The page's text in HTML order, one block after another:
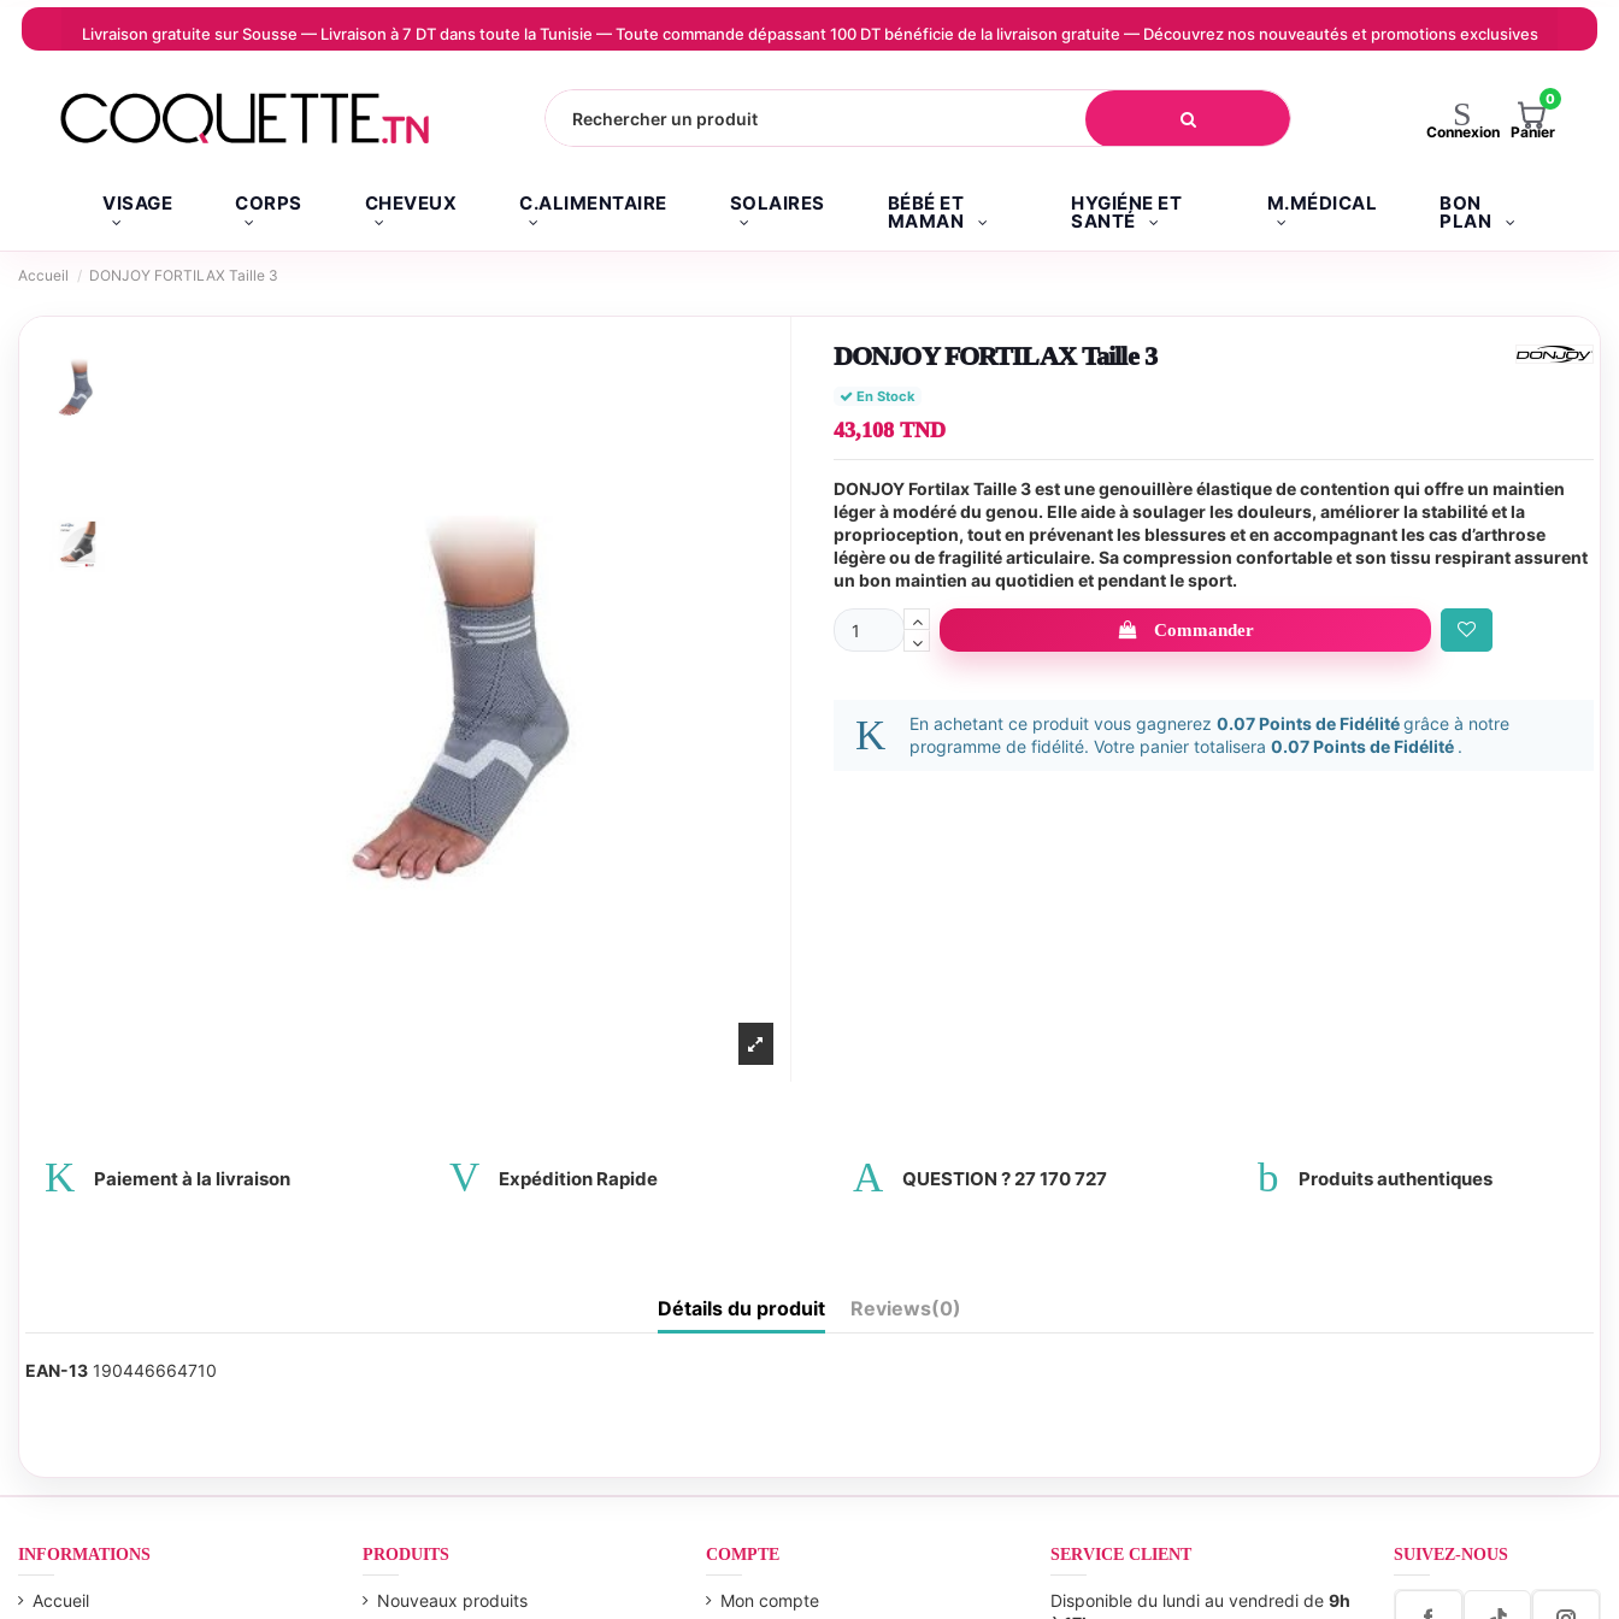
Livraison gratuite sur Sousse — Livraison à 7 DT dans toute la Tunisie — Toute commande dépassant 100 DT bénéficie de la livraison gratuite — Découvrez nos nouveautés et promotions exclusives
Connexion
0
Panier
VISAGE CORPS CHEVEUX C.ALIMENTAIRE SOLAIRES BÉBÉ ET
MAMAN
HYGIÉNE ET
SANTÉ
M.MÉDICAL BON
PLAN
Accueil DONJOY FORTILAX Taille 3
DONJOY FORTILAX Taille 3
En Stock
43,108 TND
DONJOY Fortilax Taille 3 est une genouillère élastique de contention qui offre un maintien
léger à modéré du genou. Elle aide à soulager les douleurs, améliorer la stabilité et la
proprioception, tout en prévenant les blessures et en accompagnant les cas d’arthrose
légère ou de fragilité articulaire. Sa compression confortable et son tissu respirant assurent
un bon maintien au quotidien et pendant le sport.
Commander
En achetant ce produit vous gagnerez 0.07 Points de Fidélitégrâce à notre
programme de fidélité. Votre panier totalisera 0.07 Points de Fidélité .
Paiement à la livraison Expédition Rapide QUESTION ? 27 170 727 Produits authentiques
Détails du produit Reviews(0)
EAN-13 190446664710
INFORMATIONS
Accueil
PRODUITS
Nouveaux produits
COMPTE
Mon compte
SERVICE CLIENT
Disponible du lundi au vendredi de 9h
SUIVEZ-NOUS